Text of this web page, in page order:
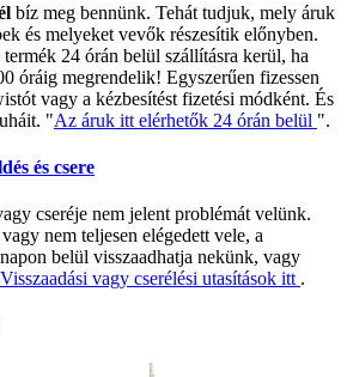
bíz meg bennünk. Tehát tudjuk, mely áruk
és melyeket vevők részesítik előnyben.
24 órán belül szállításra kerül, ha
óráig megrendelik! Egyszerűen fizessen
vagy a kézbesítést fizetési módként. És
"Az áruk itt elérhetők 24 órán belül ".
és csere
cseréje nem jelent problémát velünk.
nem teljesen elégedett vele, a
belül visszaadhatja nekünk, vagy
Visszaadási vagy cserélési utasítások itt .